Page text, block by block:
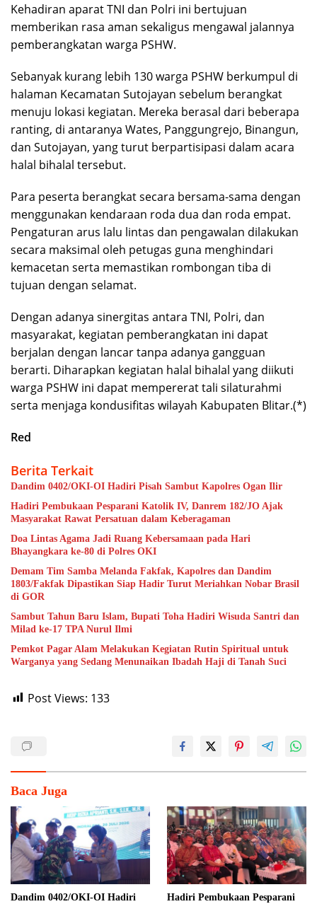
Kehadiran aparat TNI dan Polri ini bertujuan
memberikan rasa aman sekaligus mengawal jalannya
pemberangkatan warga PSHW.
Sebanyak kurang lebih 130 warga PSHW berkumpul di
halaman Kecamatan Sutojayan sebelum berangkat
menuju lokasi kegiatan. Mereka berasal dari beberapa
ranting, di antaranya Wates, Panggungrejo, Binangun,
dan Sutojayan, yang turut berpartisipasi dalam acara
halal bihalal tersebut.
Para peserta berangkat secara bersama-sama dengan
menggunakan kendaraan roda dua dan roda empat.
Pengaturan arus lalu lintas dan pengawalan dilakukan
secara maksimal oleh petugas guna menghindari
kemacetan serta memastikan rombongan tiba di
tujuan dengan selamat.
Dengan adanya sinergitas antara TNI, Polri, dan
masyarakat, kegiatan pemberangkatan ini dapat
berjalan dengan lancar tanpa adanya gangguan
berarti. Diharapkan kegiatan halal bihalal yang diikuti
warga PSHW ini dapat mempererat tali silaturahmi
serta menjaga kondusifitas wilayah Kabupaten Blitar.(*)
Red
Berita Terkait
Dandim 0402/OKI-OI Hadiri Pisah Sambut Kapolres Ogan Ilir
Hadiri Pembukaan Pesparani Katolik IV, Danrem 182/JO Ajak
Masyarakat Rawat Persatuan dalam Keberagaman
Doa Lintas Agama Jadi Ruang Kebersamaan pada Hari
Bhayangkara ke-80 di Polres OKI
Demam Tim Samba Melanda Fakfak, Kapolres dan Dandim
1803/Fakfak Dipastikan Siap Hadir Turut Meriahkan Nobar Brasil
di GOR
Sambut Tahun Baru Islam, Bupati Toha Hadiri Wisuda Santri dan
Milad ke-17 TPA Nurul Ilmi
Pemkot Pagar Alam Melakukan Kegiatan Rutin Spiritual untuk
Warganya yang Sedang Menunaikan Ibadah Haji di Tanah Suci
Post Views: 133
Baca Juga
Dandim 0402/OKI-OI Hadiri
Hadiri Pembukaan Pesparani